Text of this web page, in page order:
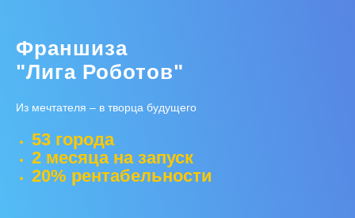
Франшиза
"Лига Роботов"
Из мечтателя – в творца будущего
53 города
2 месяца на запуск
20% рентабельности